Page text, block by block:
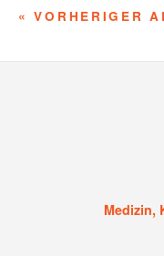
« VORHERIGER
Medizin,